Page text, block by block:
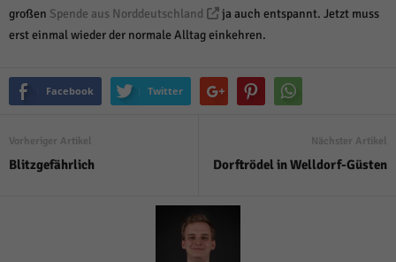
großen Spende aus Norddeutschland
ja auch entspannt. Jetzt muss
erst einmal wieder der normale Alltag einkehren.
Facebook Twitter
Vorheriger Artikel
Blitzgefährlich
Nächster Artikel
Dorftrödel in Welldorf-Güsten
Cookie-Informationen anzeigen
Inhalte von Videoplattformen und Social-Media-Plattformen werden
mehr.
Cookie-Informationen anzeigen